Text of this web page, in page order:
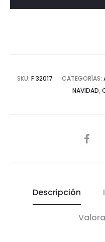
SKU: F 32017 CATEGORÍAS:
NAVIDAD,
Descripción